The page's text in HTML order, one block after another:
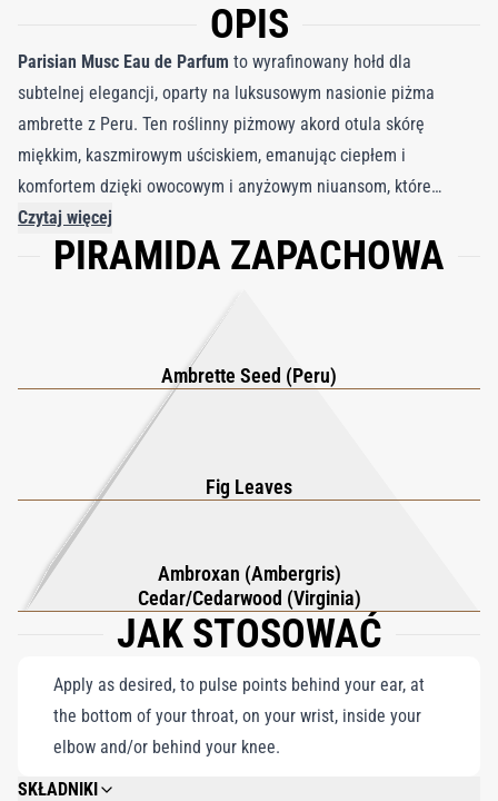
OPIS
Parisian Musc Eau de Parfum to wyrafinowany hołd dla
subtelnej elegancji, oparty na luksusowym nasionie piżma
ambrette z Peru. Ten roślinny piżmowy akord otula skórę
miękkim, kaszmirowym uściskiem, emanując ciepłem i
komfortem dzięki owocowym i anyżowym niuansom, które
rozwijają się w mleczną, lekką chmurę intymności i światła.
Nutka liścia figowego dodaje zielonego ciepła, podkreślając
tworząc harmonijną równowagę głębi i blasku. Z łatwością
łącząc kremową, figową miękkość z ponadczasową klasą,
oddaje esencję paryskiego szyku w uniwersalnym
zapachu, który jest jednocześnie przytulny i wyrafinowany.
Idealny dla osób poszukujących zapachu intymnego, ale
trwałego —Parisian Musc Eau de Parfumto współczesna
klasyka, która urzeka swoją cichą zmysłowością.
Czytaj więcej
PIRAMIDA ZAPACHOWA
Ambrette Seed (Peru)
Fig Leaves
Ambroxan (Ambergris)
Cedar/Cedarwood (Virginia)
JAK STOSOWAĆ
Apply as desired, to pulse points behind your ear, at
the bottom of your throat, on your wrist, inside your
elbow and/or behind your knee.
SKŁADNIKI